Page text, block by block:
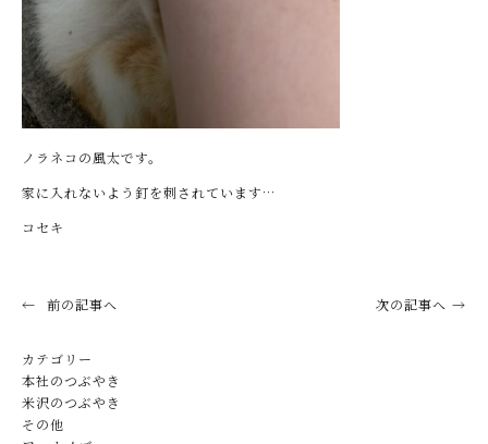
ノラネコの風太です。
家に入れないよう釘を刺されています…
コセキ
前の記事へ 次の記事へ
カテゴリー
本社のつぶやき
米沢のつぶやき
その他